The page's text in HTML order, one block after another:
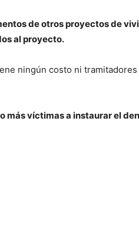
de otros proyectos de
al proyecto.
ningún costo ni
más víctimas a instaurar el